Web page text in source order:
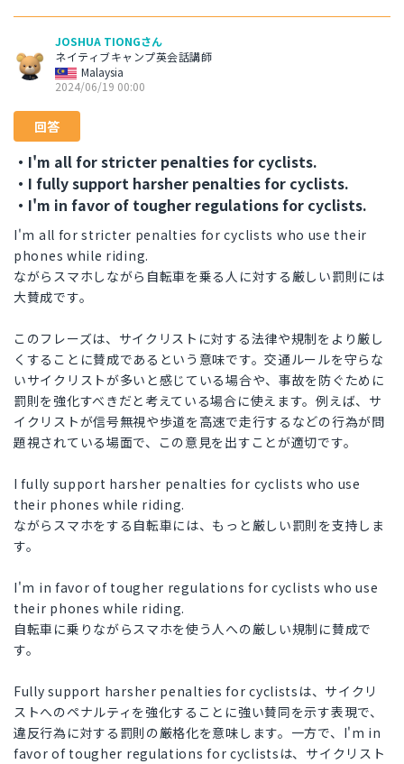
JOSHUA TIONGさん
ネイティブキャンプ英会話講師
Malaysia
2024/06/19 00:00
回答
・I'm all for stricter penalties for cyclists.
・I fully support harsher penalties for cyclists.
・I'm in favor of tougher regulations for cyclists.
I'm all for stricter penalties for cyclists who use their
phones while riding.
ながらスマホしながら自転車を乗る人に対する厳しい罰則には
大賛成です。
このフレーズは、サイクリストに対する法律や規制をより厳し
くすることに賛成であるという意味です。交通ルールを守らな
いサイクリストが多いと感じている場合や、事故を防ぐために
罰則を強化すべきだと考えている場合に使えます。例えば、サ
イクリストが信号無視や歩道を高速で走行するなどの行為が問
題視されている場面で、この意見を出すことが適切です。
I fully support harsher penalties for cyclists who use
their phones while riding.
ながらスマホをする自転車には、もっと厳しい罰則を支持しま
す。
I'm in favor of tougher regulations for cyclists who use
their phones while riding.
自転車に乗りながらスマホを使う人への厳しい規制に賛成で
す。
Fully support harsher penalties for cyclistsは、サイクリ
ストへのペナルティを強化することに強い賛同を示す表現で、
違反行為に対する罰則の厳格化を意味します。一方で、I'm in
favor of tougher regulations for cyclistsは、サイクリスト